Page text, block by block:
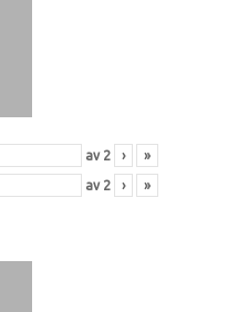
av 2 › »
av 2 › »